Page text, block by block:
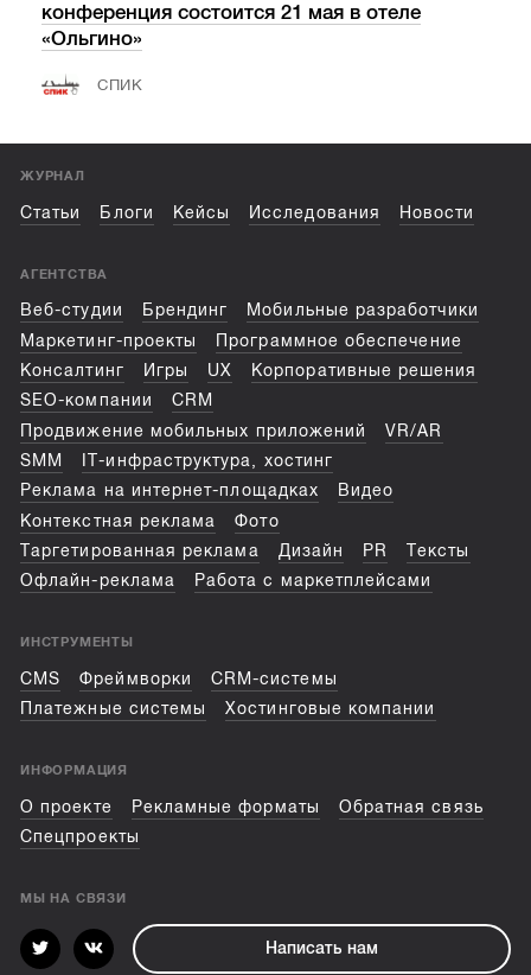
конференция состоится 21 мая в отеле
«Ольгино»
СПИК
ЖУРНАЛ
Статьи Блоги Кейсы Исследования Новости
АГЕНТСТВА
Веб-студии Брендинг
Мобильные разработчики
Маркетинг-проекты
Программное обеспечение
Консалтинг
Игры UX
Корпоративные решения
SEO-компании
CRM
Продвижение мобильных приложений
VR/AR
SMM
IT-инфраструктура, хостинг
Реклама на интернет-площадках
Видео
Контекстная реклама
Фото
Таргетированная реклама
Дизайн PR
Тексты
Офлайн-реклама
Работа с маркетплейсами
ИНСТРУМЕНТЫ
CMS Фреймворки
CRM-системы
Платежные системы
Хостинговые компании
ИНФОРМАЦИЯ
О проекте Рекламные форматы
Обратная связь
Спецпроекты
МЫ НА СВЯЗИ
Написать нам